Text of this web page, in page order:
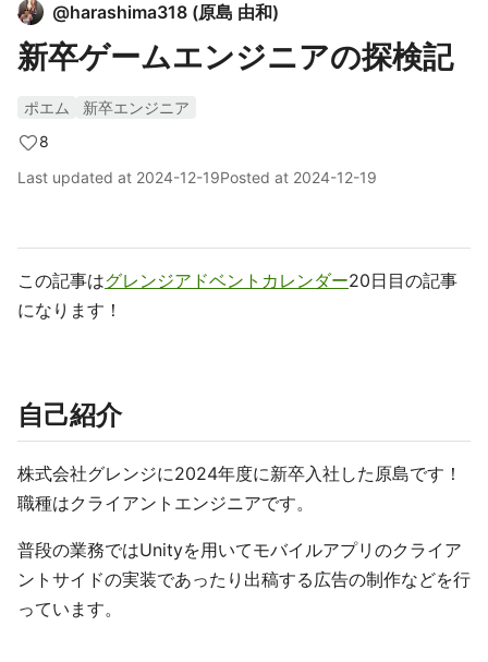
@harashima318 (原島 由和)
新卒ゲームエンジニアの探検記
ポエム
新卒エンジニア
8
Last updated at 2024-12-19Posted at 2024-12-19
この記事はグレンジアドベントカレンダー20日目の記事
になります！
自己紹介
株式会社グレンジに2024年度に新卒入社した原島です！
職種はクライアントエンジニアです。
普段の業務ではUnityを用いてモバイルアプリのクライア
ントサイドの実装であったり出稿する広告の制作などを行
っています。